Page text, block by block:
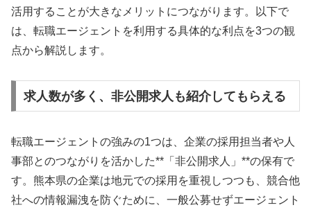
活用することが大きなメリットにつながります。以下で
は、転職エージェントを利用する具体的な利点を3つの観
点から解説します。
求人数が多く、非公開求人も紹介してもらえる
転職エージェントの強みの1つは、企業の採用担当者や人
事部とのつながりを活かした**「非公開求人」**の保有で
す。熊本県の企業は地元での採用を重視しつつも、競合他
社への情報漏洩を防ぐために、一般公募せずエージェント